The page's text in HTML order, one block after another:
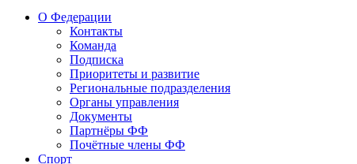
О Федерации
Контакты
Команда
Подписка
Приоритеты и развитие
Региональные подразделения
Органы управления
Документы
Партнёры ФФ
Почётные члены ФФ
Спорт